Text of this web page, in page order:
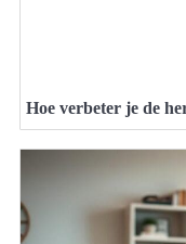
Hoe verbeter je de